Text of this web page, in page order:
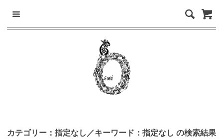
カテゴリー：指定なし／キーワード：指定なし の検索結果